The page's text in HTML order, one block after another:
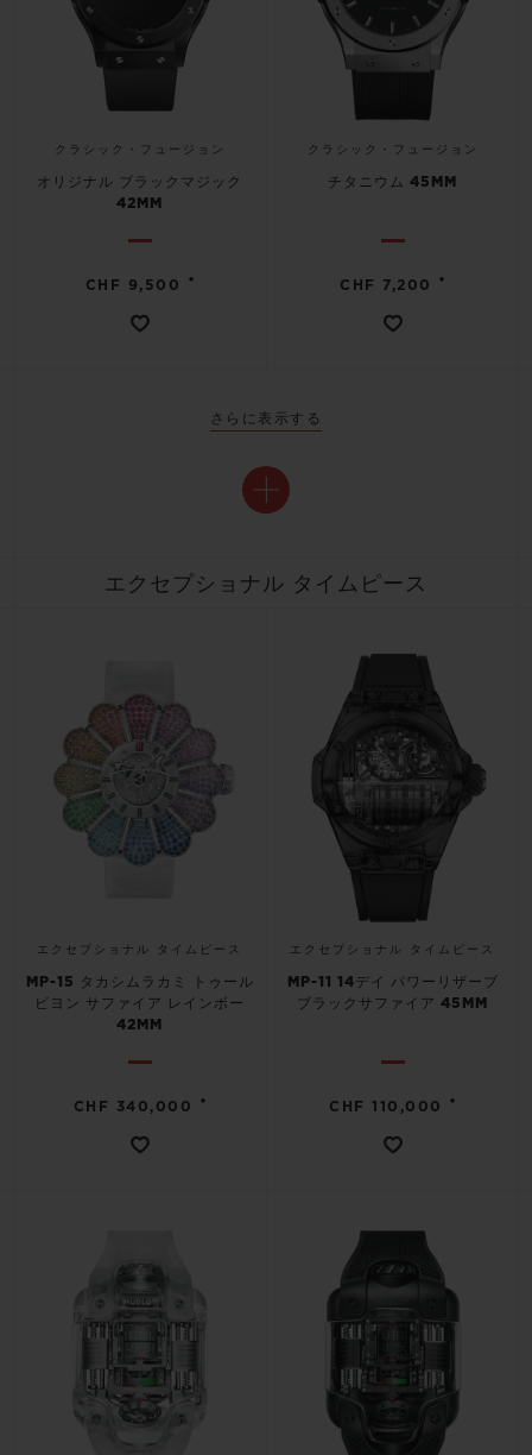
クラシック・フュージョン
オリジナル ブラックマジック
42MM
CHF 9,500 •
クラシック・フュージョン
チタニウム 45MM
CHF 7,200 •
さらに表示する
エクセプショナル タイムピース
エクセプショナル タイムピース
MP-15 タカシムラカミ トゥール
ビヨン サファイア レインボー
42MM
CHF 340,000 •
エクセプショナル タイムピース
MP-11 14デイ パワーリザーブ
ブラックサファイア 45MM
CHF 110,000 •